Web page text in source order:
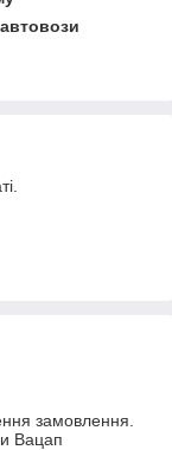
замовлення.
Вацап